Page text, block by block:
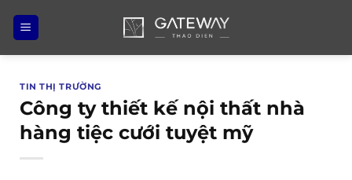
qua
nội
TIN THỊ TRƯỜNG
Công ty thiết kế nội thất nhà
hàng tiệc cưới tuyệt mỹ